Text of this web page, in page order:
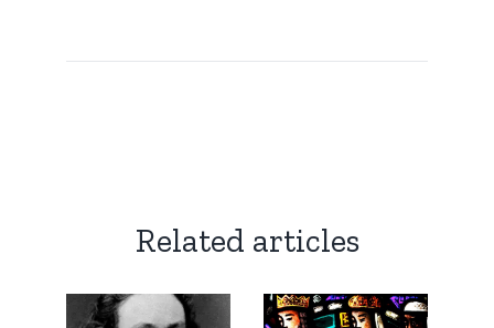
Related articles